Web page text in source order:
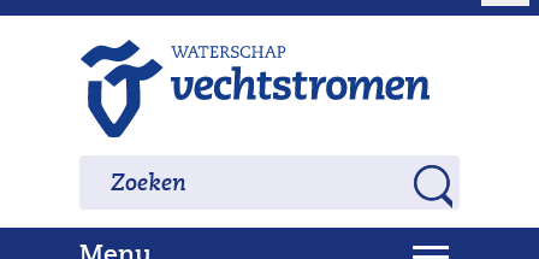
cookies
deze
website
worden
toegestaan
geweigerd.
naar
o
Zoeken Zoeken